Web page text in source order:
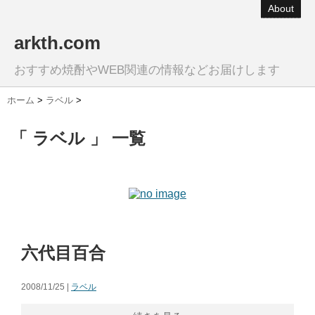
About
arkth.com
おすすめ焼酎やWEB関連の情報などお届けします
ホーム > ラベル >
「 ラベル 」 一覧
六代目百合
2008/11/25 | ラベル